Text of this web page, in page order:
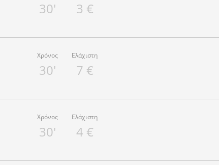
30' 3 €
Χρόνος
30'
Ελάχιστη
7 €
Χρόνος
30'
Ελάχιστη
4 €